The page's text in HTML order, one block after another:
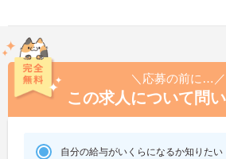
＼応募の前に…／
この求人について問
自分の給与がいくらになるか知りたい